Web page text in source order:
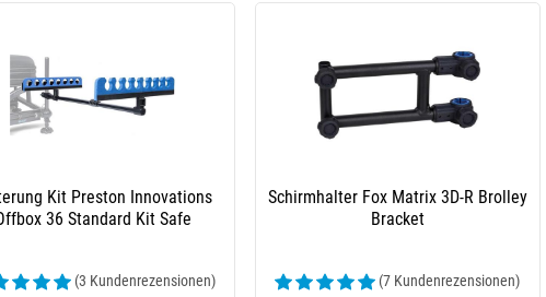
Preston Innovations Triple
Rod Support
(2 Kundenrezensionen)
Rutenhalter Preston Innovations Offbox
36 - Ripple Bar Double